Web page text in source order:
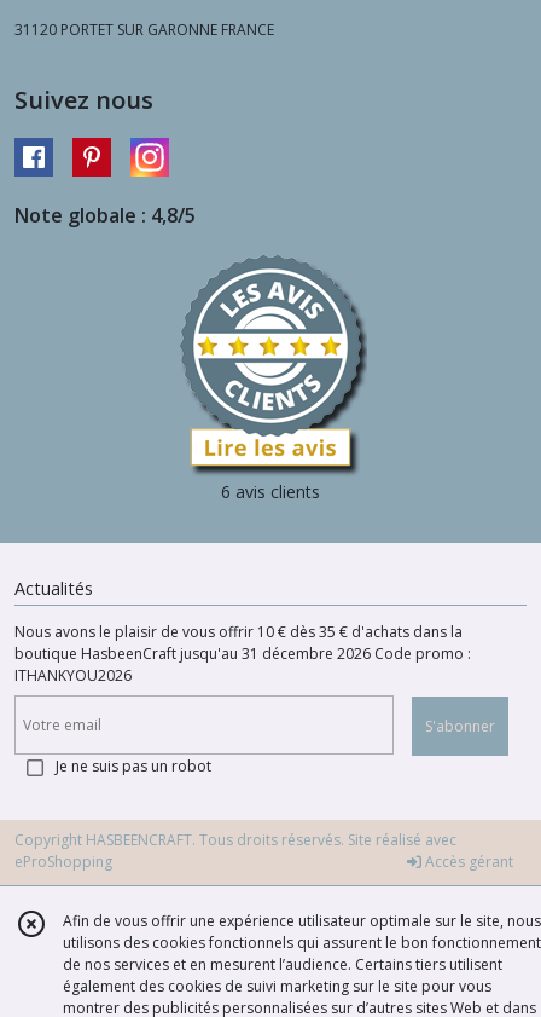
31120 PORTET SUR GARONNE FRANCE
Suivez nous
Note globale : 4,8/5
6 avis clients
Actualités
Nous avons le plaisir de vous offrir 10 € dès 35 € d'achats dans la
boutique HasbeenCraft jusqu'au 31 décembre 2026 Code promo :
ITHANKYOU2026
S'abonner
Je ne suis pas un robot
Copyright HASBEENCRAFT. Tous droits réservés. Site réalisé avec
eProShopping
Accès gérant
Afin de vous offrir une expérience utilisateur optimale sur le site, nous
utilisons des cookies fonctionnels qui assurent le bon fonctionnement
de nos services et en mesurent l’audience. Certains tiers utilisent
également des cookies de suivi marketing sur le site pour vous
montrer des publicités personnalisées sur d’autres sites Web et dans